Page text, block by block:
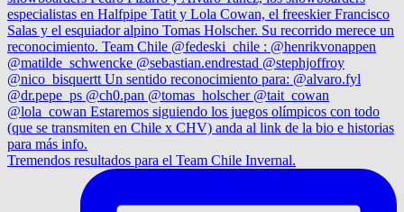
Tremendos resultados para el Team Chile Invernal.